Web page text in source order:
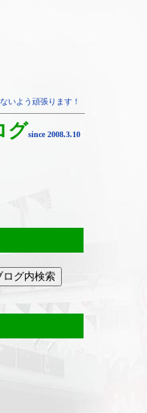
いよう頑張ります！
グsince 2008.3.10